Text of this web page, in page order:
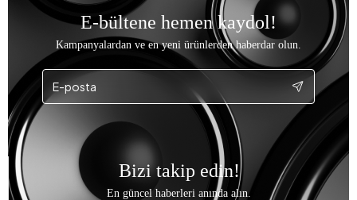
E-bültene hemen kaydol!
Kampanyalardan ve en yeni ürünlerden haberdar olun.
Bizi takip edin!
En güncel haberleri anında alın.